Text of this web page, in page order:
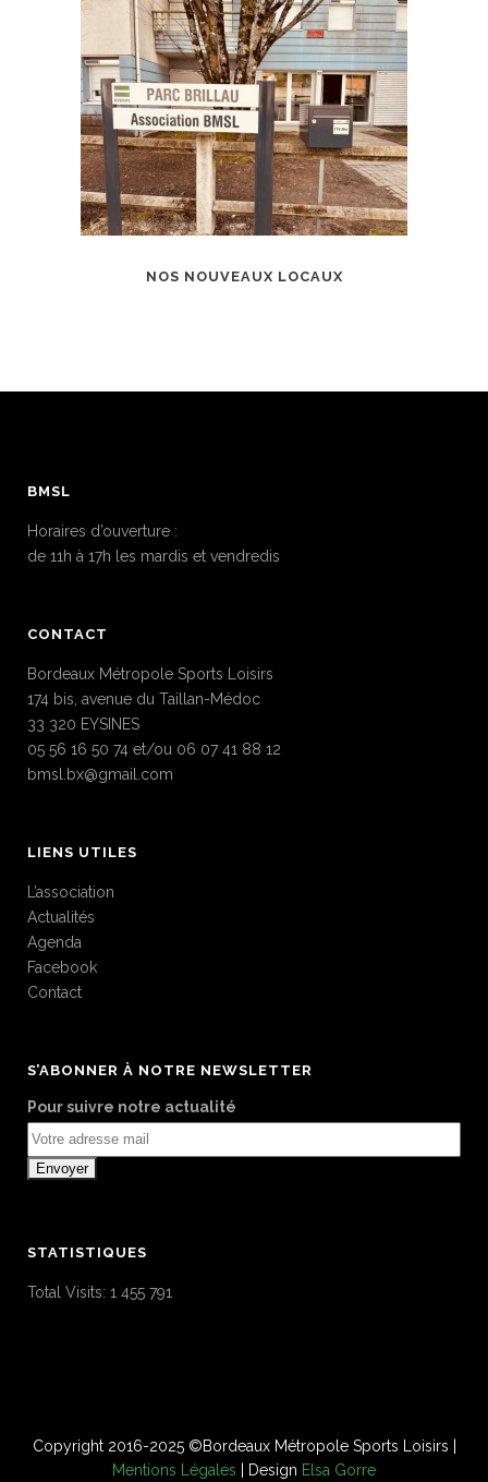
NOS NOUVEAUX LOCAUX
BMSL
Horaires d’ouverture :
de 11h à 17h les mardis et vendredis
CONTACT
Bordeaux Métropole Sports Loisirs
174 bis, avenue du Taillan-Médoc
33 320 EYSINES
05 56 16 50 74 et/ou 06 07 41 88 12
bmsl.bx@gmail.com
LIENS UTILES
L’association
Actualités
Agenda
Facebook
Contact
S’ABONNER À NOTRE NEWSLETTER
Pour suivre notre actualité
STATISTIQUES
Total Visits: 1 455 791
Copyright 2016-2025 ©Bordeaux Métropole Sports Loisirs |
Mentions Légales | Design Elsa Gorre